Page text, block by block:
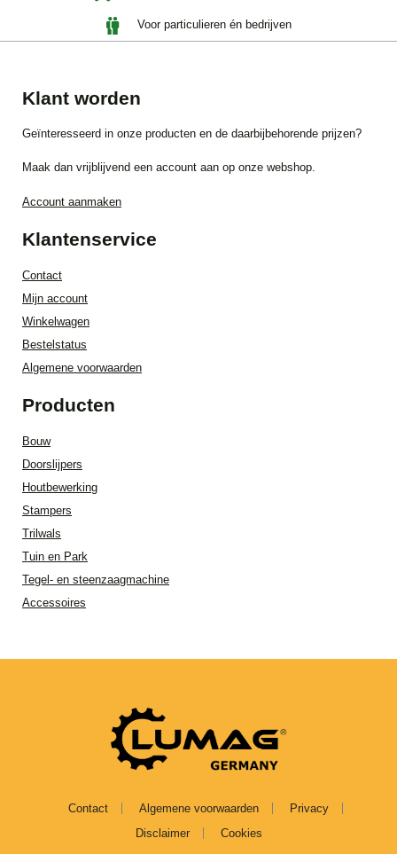
Voor particulieren én bedrijven
Klant worden
Geïnteresseerd in onze producten en de daarbijbehorende prijzen?
Maak dan vrijblijvend een account aan op onze webshop.
Account aanmaken
Klantenservice
Contact
Mijn account
Winkelwagen
Bestelstatus
Algemene voorwaarden
Producten
Bouw
Doorslijpers
Houtbewerking
Stampers
Trilwals
Tuin en Park
Tegel- en steenzaagmachine
Accessoires
Contact Algemene voorwaarden
Privacy
Disclaimer
Cookies